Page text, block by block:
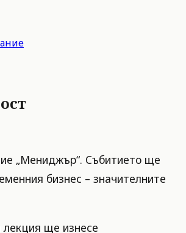
„Мениджър“. Събитието ще
бизнес – значителните
лекция ще изнесе